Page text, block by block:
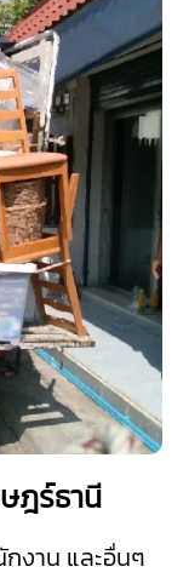
ฎร์ธานี
งาน และอื่นๆ